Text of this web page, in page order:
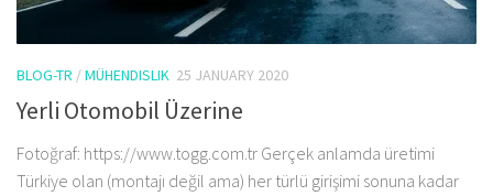
BLOG-TR /MÜHENDISLIK 25 JANUARY 2020
Yerli Otomobil Üzerine
Fotoğraf: https://www.togg.com.tr Gerçek anlamda üretimi
Türkiye olan (montajı değil ama) her türlü girişimi sonuna kadar